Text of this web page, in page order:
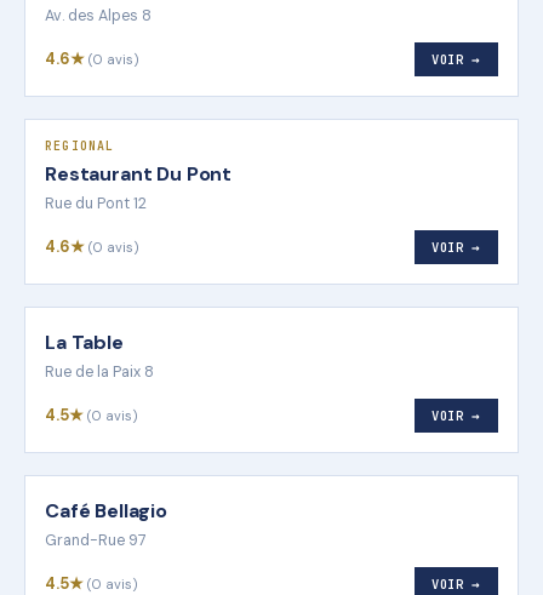
Av. des Alpes 8
4.6★ (0 avis) VOIR →
REGIONAL
Restaurant Du Pont
Rue du Pont 12
4.6★ (0 avis) VOIR →
La Table
Rue de la Paix 8
4.5★ (0 avis) VOIR →
Café Bellagio
Grand-Rue 97
4.5★ (0 avis) VOIR →